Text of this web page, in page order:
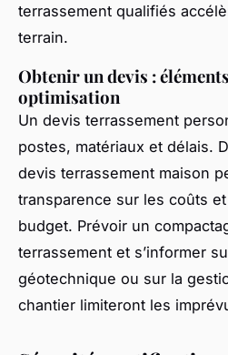
terrassement qualifiés
terrain.
Obtenir un devis :
optimisation
Un devis terrassement
postes, matériaux et délais.
devis terrassement maison
transparence sur les coûts et
budget. Prévoir un
terrassement et s’informer
géotechnique ou sur la
chantier limiteront les